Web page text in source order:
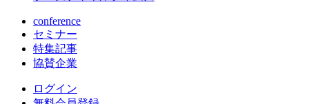
conference
セミナー
特集記事
協賛企業
ログイン